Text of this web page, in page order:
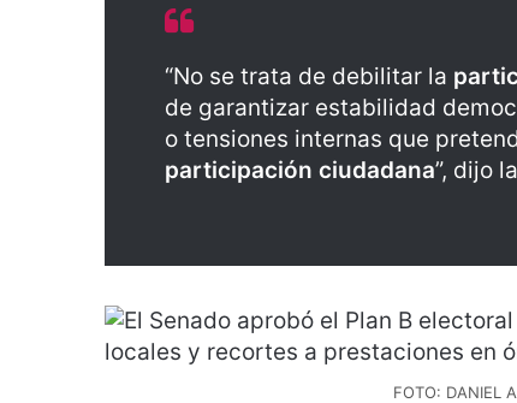
“No se trata de debilitar la
de garantizar estabilidad
o tensiones internas que
participación ciudadana”, dijo
FOTO: DANIEL